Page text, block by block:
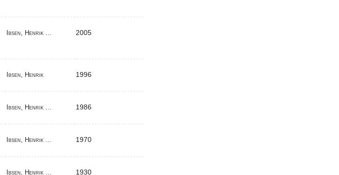
Ibsen, Henrik ... 2005
Ibsen, Henrik 1996
Ibsen, Henrik ... 1986
Ibsen, Henrik ... 1970
Ibsen, Henrik ... 1930